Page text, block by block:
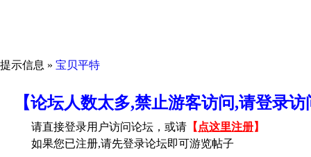
提示信息 » 宝贝平特
【论坛人数太多,禁止游客访问,请登录
请直接登录用户访问论坛，或请 【 点这里注册】
如果您已注册,请先登录论坛即可游览帖子